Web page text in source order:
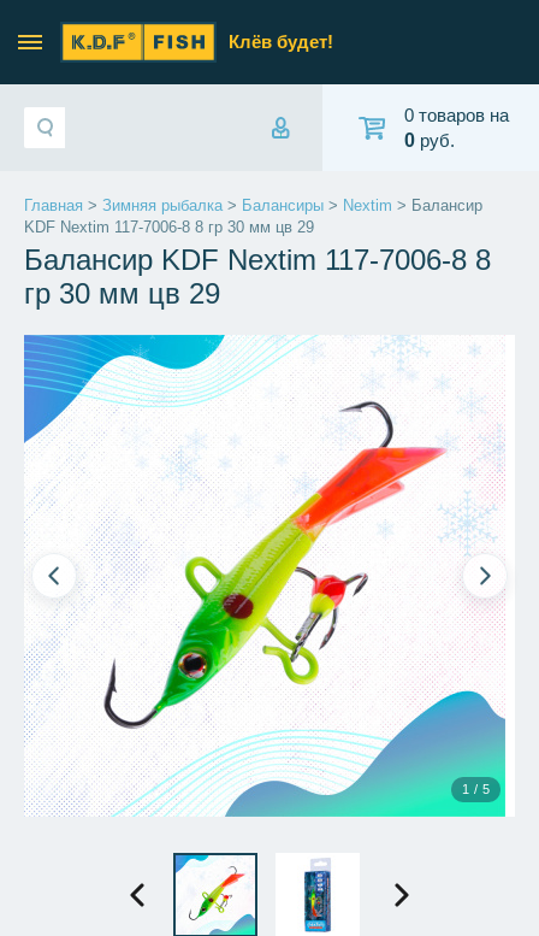
Клёв будет!
0 товаров на
0 руб.
Главная > Зимняя рыбалка> Балансиры > Nextim > Балансир
KDF Nextim 117-7006-8 8 гр 30 мм цв 29
Балансир KDF Nextim 117-7006-8 8
гр 30 мм цв 29
1 / 5